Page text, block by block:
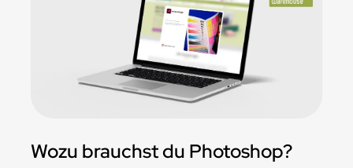
Wozu brauchst du Photoshop?